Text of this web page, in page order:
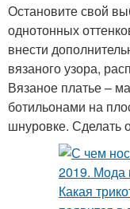
Остановите свой
однотонных
внести
вязаного узора,
Вязаное платье –
ботильонами на
шнуровке. Сделать